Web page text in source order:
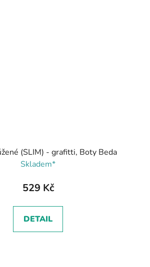
(SLIM) - grafitti, Boty Beda
Skladem*
529 Kč
DETAIL